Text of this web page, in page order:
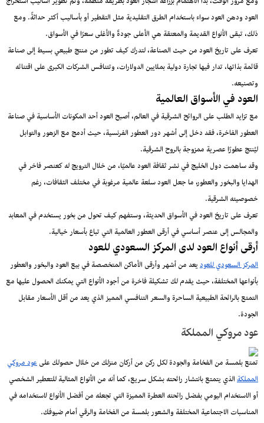
ومع مرور الوقت، بدأ الاهتمام بزراعة أشجار العود بطريقة منظمة، وتم تطوير أساليب استخراج
العود ودهن العود سواء باستخدام الطرق التقليدية مثل التقطير أو بأساليب أكثر حداثةً. ومع
ذلك، تبقى الأنواع القديمة والمعتقة هي الأعلى جودةً والأغلى سعرًا في الأسواق.
تعرف على تاريخ العود من حيث الصناعة، لتدرك كيف تطور من منتج طبيعي بسيط إلى صناعة
قائمة بذاتها، تدار فيها تجارة دولية بملايين الدولارات، وتتنافس الشركات الكبرى على اقتنائه
وتصنيعه.
العود في الأسواق العالمية
مع تزايد الطلب على الروائح الشرقية في العالم، أصبح العود أحد المكونات الأساسية في صناعة
العطور الفاخرة، فقد دخل إلى أشهر دور العطور الفرنسية، حيث أدمج مع الزهور والتوابل
ليُنتج عطورًا عصرية ممزوجة بالروح الشرقية.
وقد ساهمت دول الخليج في نشر ثقافة العود عالميًا، من خلال الترويج له كعنصر فاخر في
الهدايا والبخور والعطور، ما جعل العود سلعة عالمية مرغوبة في مختلف الثقافات، رغم
خصوصيته الشرقية.
تعرف على تاريخ العود في الأسواق الحديثة، وستفهم كيف تحول من بخور يستخدم في المعابد
والمجالس إلى عنصر أساسي في أرقى العطور العالمية التي تباع بأسعار خيالية.
أرقى أنواع العود لدى المركز السعودي للعود
المركز السعودي للعوديعد من أشهر وأرقى الأماكن المتخصصة في بيع العود والبخور والعطور
بأنواعها المختلفة، حيث يقدم لك تشكيلة فاخرة من أجود الأنواع التي يمكنك الحصول عليها مع
التمتع بالرائحة الطبيعية الساحرة والسعر التنافسي المميز الذي يعد من أقل الأسعار مقابل
الجودة.
عود مروكي المملكة
تمتع بلمسة من الفخامة والجودة لكل ركن من أركان منزلك من خلال حصولك علىعود مروكي
المملكةالذي يتمتع بانتشار رائحته بشكل سريع، كما أنه من الأنواع المثالية للتعطير الشخصي
أو الاستخدام اليومي بفضل رائحته العطرة المميزة التي تجعله من أفضل الأنواع لاستخدامه في
المناسبات الاجتماعية المختلفة والشعور بلمسة من الفخامة والرقي أمام ضيوفك.